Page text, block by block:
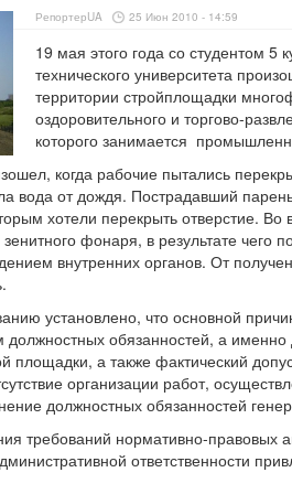
РепортерUA 25 Июн 2010 - 14:59
19 мая этого года со студентом 5
технического университета
территории стройплощадки
оздоровительного и торгово-
которого занимается
когда рабочие пытались
вода от дождя. Пострадавший
хотели перекрыть отверстие.
зенитного фонаря, в результате
внутренних органов. От
установлено, что основной
обязанностей, а
площадки, а также фактический
организации работ,
должностных обязанностей
требований нормативно-правовых
ответственности